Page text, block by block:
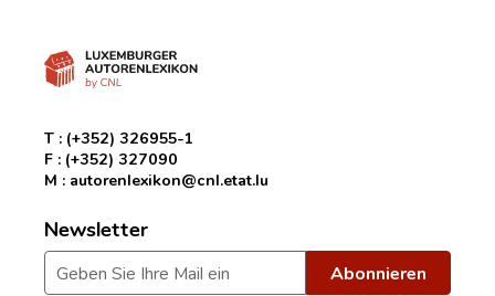
T : (+352) 326955-1
F : (+352) 327090
M : autorenlexikon@cnl.etat.lu
Newsletter